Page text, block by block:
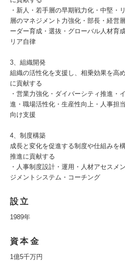
・新人・若手層の早期戦力化・中堅・
層のマネジメント力強化・部長・経営
ーダー育成・選抜・グローバル人材育
リア自律
3、組織開発
組織の活性化を支援し、相乗効果を高
に貢献する
・営業力強化・ダイバーシティ推進・
進・職場活性化・生産性向上・人事担
向け支援
4、制度構築
成長と変化を促進する制度や仕組みを
推進に貢献する
・人事制度設計・運用・人材アセスメ
ジメントシステム・コーチング
設立
1989年
資本金
1億5千万円